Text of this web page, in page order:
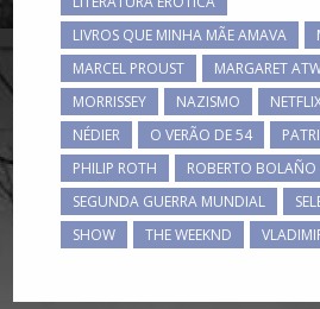
LIVROS QUE MINHA MÃE AMAVA
MARCEL PROUST
MARGARET
MORRISSEY
NAZISMO
NÉDIER
O VERÃO DE 54
PHILIP ROTH
ROBERTO BOLAÑO
SEGUNDA GUERRA MUNDIAL
SHOW
THE WEEKND